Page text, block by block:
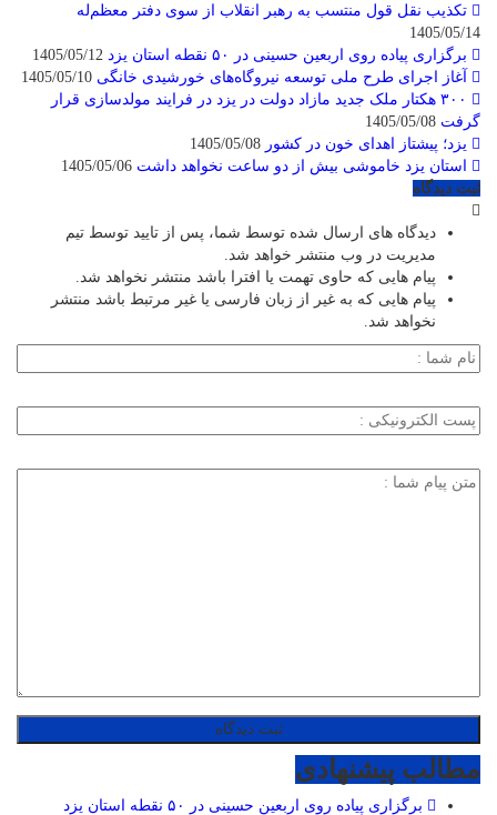
تکذیب نقل قول منتسب به رهبر انقلاب از سوی دفتر معظم‌له
1405/05/14
برگزاری پیاده روی اربعین حسینی در ۵۰ نقطه استان یزد
آغاز اجرای طرح ملی توسعه نیروگاه‌های خورشیدی خانگی
۳۰۰ هکتار ملک جدید مازاد دولت در یزد در فرایند مولدسازی قرار
گرفت
یزد؛ پیشتاز اهدای خون در کشور
استان یزد خاموشی بیش از دو ساعت نخواهد داشت
ثبت دیدگاه
دیدگاه های ارسال شده توسط شما، پس از تایید توسط تیم
مدیریت در وب منتشر خواهد شد.
پیام هایی که حاوی تهمت یا افترا باشد منتشر نخواهد شد.
پیام هایی که به غیر از زبان فارسی یا غیر مرتبط باشد منتشر
نخواهد شد.
مطالب پیشنهادی
برگزاری پیاده روی اربعین حسینی در ۵۰ نقطه استان یزد